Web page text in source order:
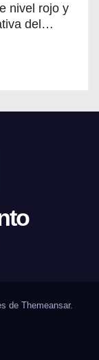
nivel rojo y
del
la franja
la localidad
de Themeansar.